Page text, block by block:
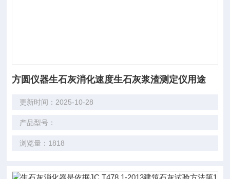
方圆仪器生石灰消化速度生石灰浆渣测定仪用途
更新时间：2025-10-28
产品型号：
浏览量：1818